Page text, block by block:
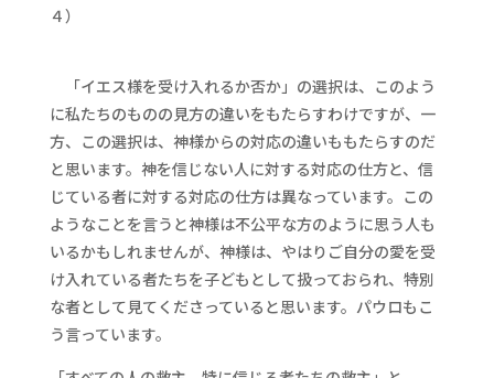
４）
「イエス様を受け入れるか否か」の選択は、このよう
に私たちのものの見方の違いをもたらすわけですが、一
方、この選択は、神様からの対応の違いももたらすのだ
と思います。神を信じない人に対する対応の仕方と、信
じている者に対する対応の仕方は異なっています。この
ようなことを言うと神様は不公平な方のように思う人も
いるかもしれませんが、神様は、やはりご自分の愛を受
け入れている者たちを子どもとして扱っておられ、特別
な者として見てくださっていると思います。パウロもこ
う言っています。